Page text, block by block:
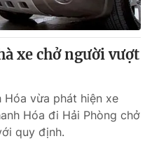
xe chở người vượt
Hóa vừa phát hiện xe
Hóa đi Hải Phòng chở
quy định.